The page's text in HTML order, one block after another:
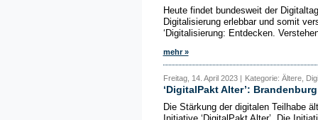
Heute findet bundesweit der
Digitalisierung erlebbar und somit
‘Digitalisierung: Entdecken.
mehr »
Freitag, 14. April 2023 | Kategorie: Ältere,
‘DigitalPakt Alter’:
Die Stärkung der digitalen Teilhabe